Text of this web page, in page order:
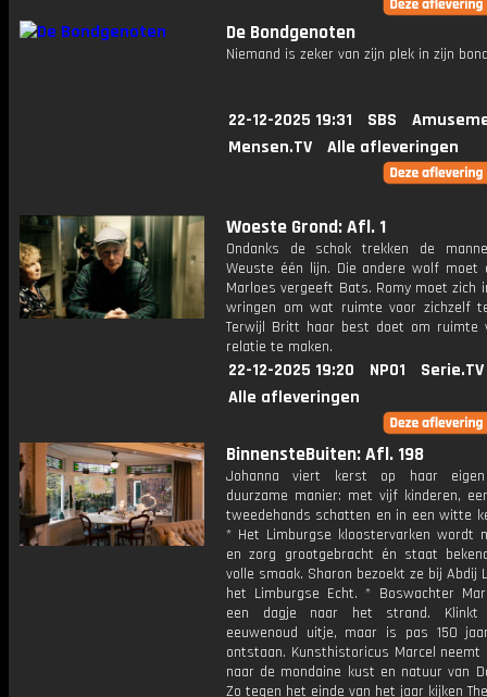
De Bondgenoten
Niemand is zeker van zijn plek in zijn
22-12-2025 19:31 SBS
Mensen.TV
Alle afleveringen
Woeste Grond: Afl. 1
Ondanks de schok trekken de
Weuste één lijn. Die andere wolf moet
Marloes vergeeft Bats. Romy moet zich
wringen om wat ruimte voor zichzelf
Terwijl Britt haar best doet om ruimte
relatie te maken.
22-12-2025 19:20 NPO1
Serie.TV
Alle afleveringen
BinnensteBuiten: Afl. 198
Johanna viert kerst op haar
duurzame manier: met vijf kinderen,
tweedehands schatten en in een witte
* Het Limburgse kloostervarken wordt
en zorg grootgebracht én staat
volle smaak. Sharon bezoekt ze bij Abdij
het Limburgse Echt. * Boswachter
een dagje naar het strand.
eeuwenoud uitje, maar is pas 150
ontstaan. Kunsthistoricus Marcel neemt
naar de mondaine kust en natuur van
Zo tegen het einde van het jaar kijken